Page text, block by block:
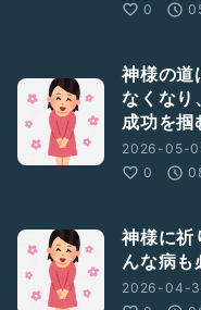
0
神様の道
なくなり
成功を掴
2026-05-
0
神様に祈
んな病も
2026-04-